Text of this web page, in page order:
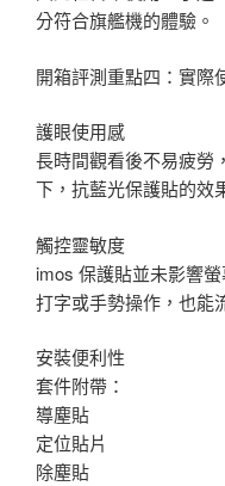
分符合旗艦機的體驗。
開箱評測重點四：實際
護眼使用感
長時間觀看後不易疲勞
下，抗藍光保護貼的效
觸控靈敏度
imos 保護貼並未影響
打字或手勢操作，也能
安裝便利性
套件附帶：
導塵貼
定位貼片
除塵貼